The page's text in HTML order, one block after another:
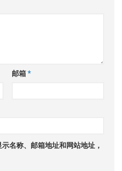
邮箱*
名称、邮箱地址和网站地址，